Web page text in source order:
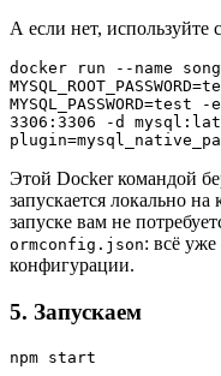
А если нет,
docker run --name
MYSQL_PASSWORD=test
3306:3306 -d
Этой Docker командой
запускается локально на
запуске вам не
ormconfig.json: всё уже
конфигурации.
5. Запускаем
npm start